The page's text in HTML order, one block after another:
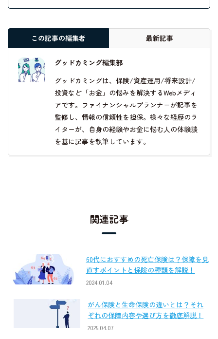
この記事の編集者 最新記事
グッドカミング編集部
グッドカミングは、保険/資産運用/将来設計/
投資など「お金」の悩みを解決するWebメディ
アです。ファイナンシャルプランナーが記事を
監修し、情報の信頼性を担保。様々な経歴のラ
イターが、自身の経験やお金に悩む人の体験談
を基に記事を執筆しています。
関連記事
60代におすすめの死亡保険は？保障を見
直すポイントと保険の種類を解説！
2024.01.04
がん保険と生命保険の違いとは？それ
ぞれの保障内容や選び方を徹底解説！
2025.04.07